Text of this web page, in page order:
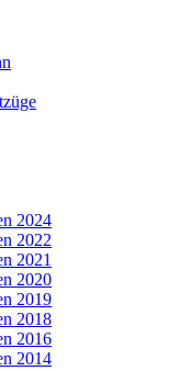
2024
2022
2021
2020
2019
2018
2016
2014